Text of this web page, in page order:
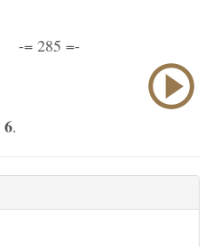
-= 285 =-
6.